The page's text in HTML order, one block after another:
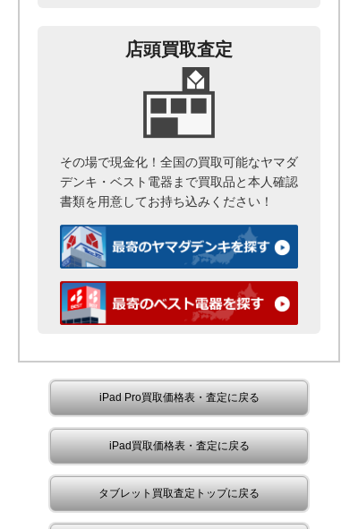
店頭買取査定
その場で現金化！全国の買取可能なヤマダ
デンキ・ベスト電器まで買取品と本人確認
書類を用意してお持ち込みください！
iPad Pro買取価格表・査定に戻る
iPad買取価格表・査定に戻る
タブレット買取査定トップに戻る